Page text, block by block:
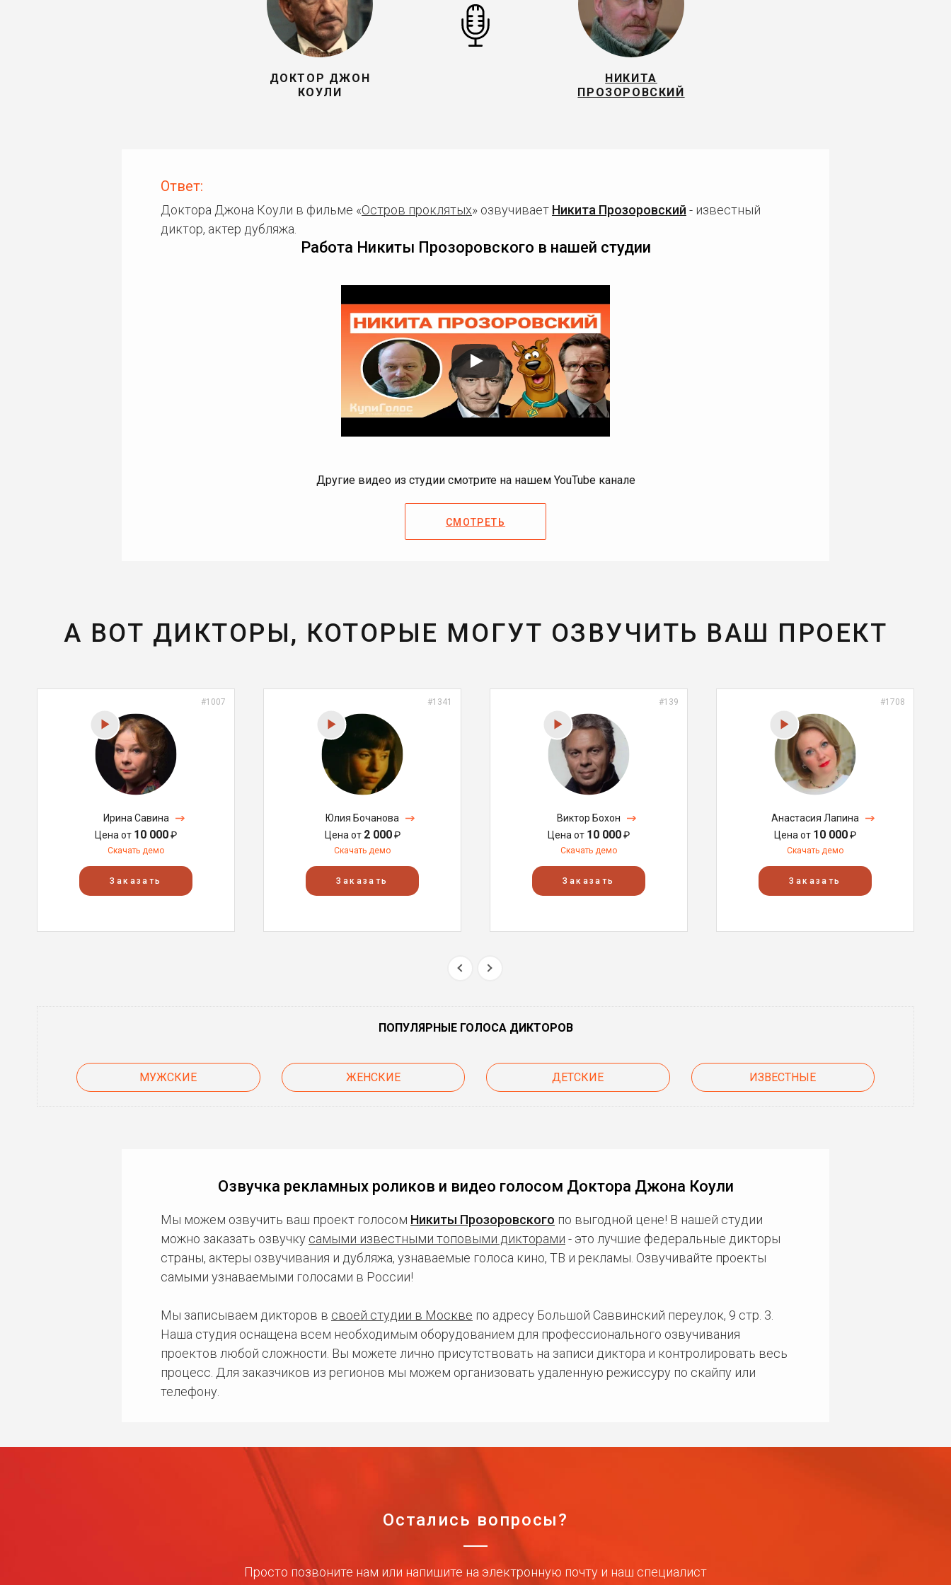
ДОКТОР ДЖОН
КОУЛИ
НИКИТА
ПРОЗОРОВСКИЙ
Ответ:
Доктора Джона Коули в фильме «Остров проклятых» озвучивает Никита Прозоровский - известный
диктор, актер дубляжа.
Работа Никиты Прозоровского в нашей студии
Другие видео из студии смотрите на нашем YouTube канале
СМОТРЕТЬ
А ВОТ ДИКТОРЫ, КОТОРЫЕ МОГУТ ОЗВУЧИТЬ ВАШ ПРОЕКТ
#1007
Ирина Савина
Цена от 10 000₽
Скачать демо
Заказать
#1341
Юлия Бочанова
Цена от 2 000₽
Скачать демо
Заказать
#139
Виктор Бохон
Цена от 10 000₽
Скачать демо
Заказать
#1708
Анастасия Лапина
Цена от 10 000₽
Скачать демо
Заказать
ПОПУЛЯРНЫЕ ГОЛОСА ДИКТОРОВ
МУЖСКИЕ ЖЕНСКИЕ ДЕТСКИЕ ИЗВЕСТНЫЕ
Озвучка рекламных роликов и видео голосом Доктора Джона Коули
Мы можем озвучить ваш проект голосом Никиты Прозоровского по выгодной цене! В нашей студии
можно заказать озвучку самыми известными топовыми дикторами - это лучшие федеральные дикторы
страны, актеры озвучивания и дубляжа, узнаваемые голоса кино, ТВ и рекламы. Озвучивайте проекты
самыми узнаваемыми голосами в России!
Мы записываем дикторов в своей студии в Москве по адресу Большой Саввинский переулок, 9 стр. 3.
Наша студия оснащена всем необходимым оборудованием для профессионального озвучивания
проектов любой сложности. Вы можете лично присутствовать на записи диктора и контролировать весь
процесс. Для заказчиков из регионов мы можем организовать удаленную режиссуру по скайпу или
телефону.
Остались вопросы?
Просто позвоните нам или напишите на электронную почту и наш специалист